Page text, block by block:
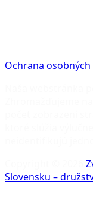
Ochrana
Slovensku –